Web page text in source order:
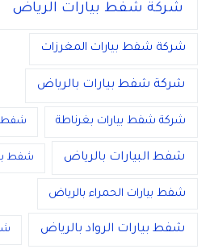
شركة شفط بيارات الرياض
شركة شفط بيارات المغرزات
شركة شفط بيارات بالرياض
شركة شفط بيارات بغرناطة شفط
شفط البيارات بالرياض شفط
شفط بيارات الحمراء بالرياض
شفط بيارات الرواد بالرياض